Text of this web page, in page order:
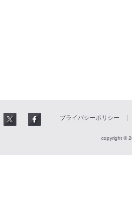
プライバシーポリシー
copyright ©